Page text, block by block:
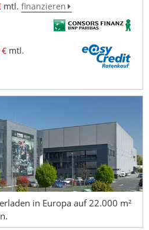
mtl. finanzieren
mtl.
in Europa auf 22.000 m²